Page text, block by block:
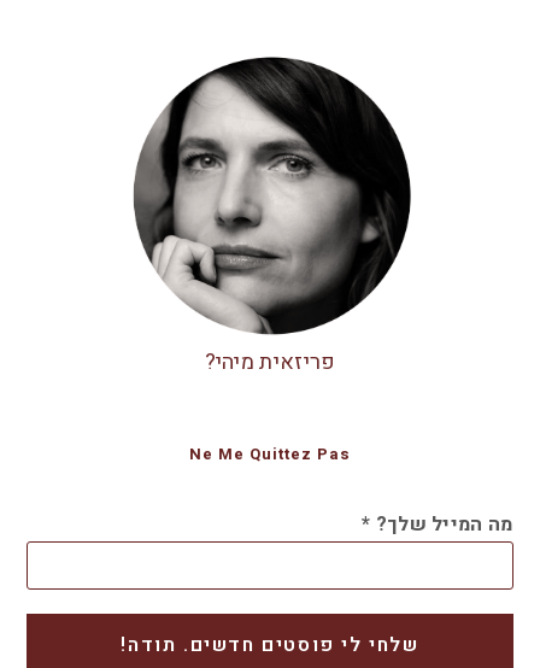
פריזאית מיהי?
Ne Me Quittez Pas
מה המייל שלך? *